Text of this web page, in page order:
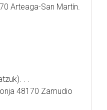
Arteaga-San Martín.
. .
48170 Zamudio